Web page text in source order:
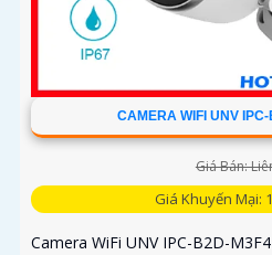
CAMERA WIFI UNV
Giá Bán:
Giá Khuyến Mại:
Camera WiFi UNV IPC-B2D-